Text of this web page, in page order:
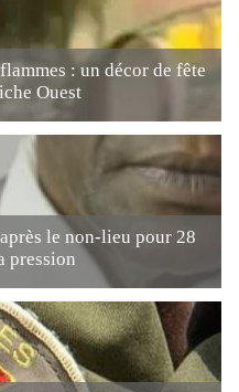
: un décor de fête
Ouest
le non-lieu pour 28
pression